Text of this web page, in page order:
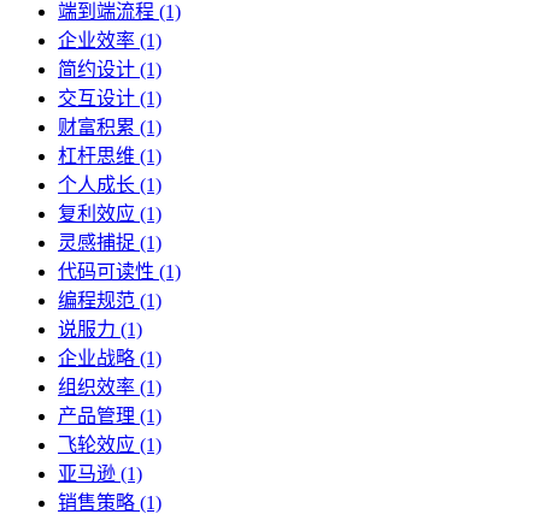
端到端流程 (1)
企业效率 (1)
简约设计 (1)
交互设计 (1)
财富积累 (1)
杠杆思维 (1)
个人成长 (1)
复利效应 (1)
灵感捕捉 (1)
代码可读性 (1)
编程规范 (1)
说服力 (1)
企业战略 (1)
组织效率 (1)
产品管理 (1)
飞轮效应 (1)
亚马逊 (1)
销售策略 (1)